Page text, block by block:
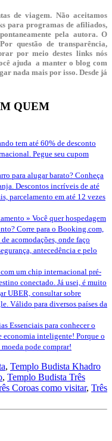
de viagem. Não aceitamos
para programas de afiliados,
pela autora. O
questão de transparência,
por meio destes links nós
ajuda a manter o blog com
nada mais por isso. Desde já
QUEM
tem até 60% de desconto
Pegue seu cupom
para alugar barato? Conheça
Descontos incríveis de até
parcelamento em até 12 vezes
» Você quer hospedagem
Corre para o Booking.com,
acomodações, onde faço
antecedência e pelo
um chip internacional pré-
conectado. Já usei, é muito
UBER, consultar sobre
Válido para diversos países da
Essenciais para conhecer o
economia inteligente! Porque o
pode comprar!
, Templo Budista Khadro
, Templo Budista Três
Coroas como visitar, Três